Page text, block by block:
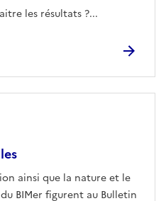
les résultats ?...
ainsi que la nature et le
BIMer figurent au Bulletin